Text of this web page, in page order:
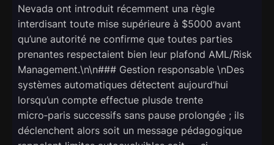
Nevada ont introduit récemment una règle
interdisant toute mise supérieure à $5000 avant
qu’une autorité ne confirme que toutes parties
prenantes respectaient bien leur plafond AML/Risk
Management.\n\n### Gestion responsable \nDes
systèmes automatiques détectent aujourd’hui
lorsqu’un compte effectue plusde trente
micro‑paris successifs sans pause prolongée ; ils
déclenchent alors soit un message pédagogique